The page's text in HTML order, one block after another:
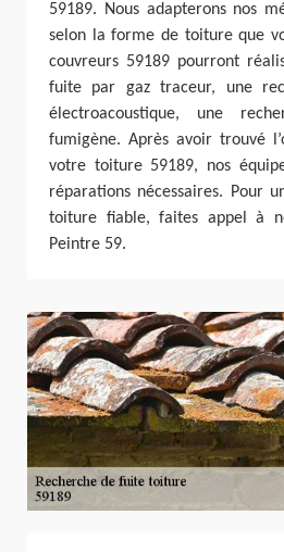
59189. Nous adapterons nos
selon la forme de toiture que
couvreurs 59189 pourront
fuite par gaz traceur, une
électroacoustique, une
fumigène. Après avoir trouvé
votre toiture 59189, nos
réparations nécessaires. Pour
toiture fiable, faites appel à
Peintre 59.